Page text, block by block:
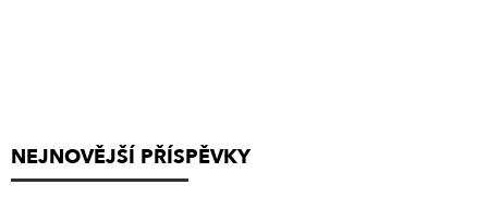
NEJNOVĚJŠÍ PŘÍSPĚVKY